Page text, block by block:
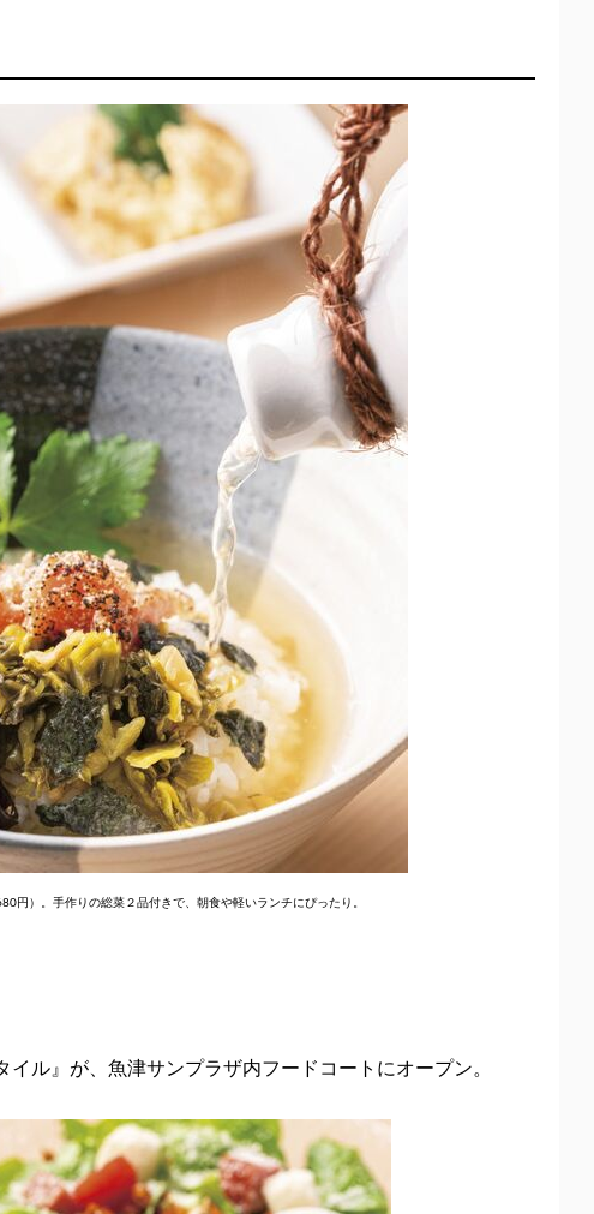
円）。手作りの総菜２品付きで、朝食や軽いランチにぴったり。
ル』が、魚津サンプラザ内フードコートにオープン。